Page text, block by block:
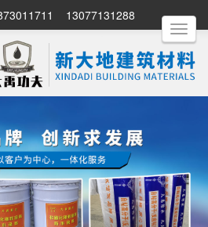
13077131288
Toggle